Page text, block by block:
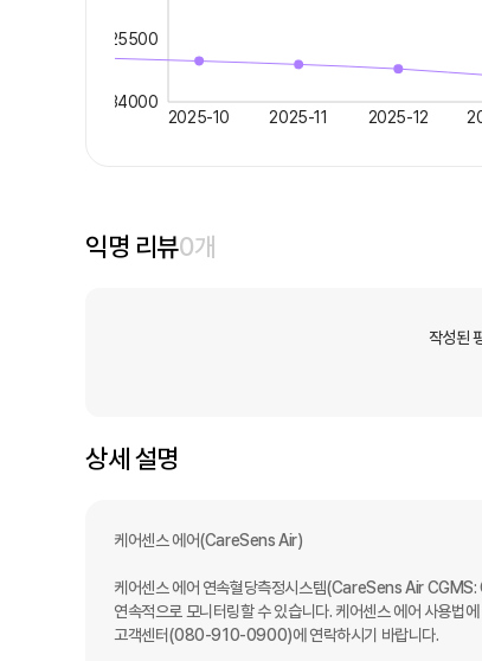
2025-10 2025-11 2025-12
25500
34000
익명 리뷰0개
작성된
상세 설명
케어센스 에어(CareSens Air)
케어센스 에어 연속혈당측정시스템(CareSens Air
연속적으로 모니터링할 수 있습니다. 케어센스 에어 사용법
고객센터(080-910-0900)에 연락하시기 바랍니다.